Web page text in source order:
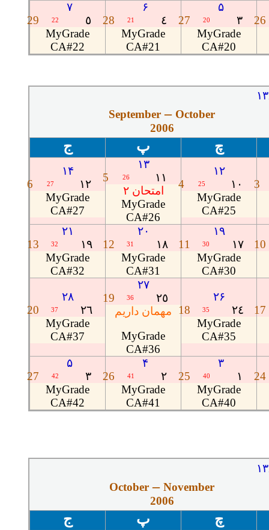
26
۵
٣
20
27
MyGrade
CA#20
۶
٤
21
28
MyGrade
CA#21
۷
٥
22
29
MyGrade
CA#22
September – October
2006
چ پ ج
3
۱۲
١٠
25
4
MyGrade
CA#25
۱۳
١١
26
5
امتحان ۲
MyGrade
CA#26
۱۴
١٢
27
6
MyGrade
CA#27
10
۱۹
١٧
30
11
MyGrade
CA#30
۲۰
١٨
31
12
MyGrade
CA#31
۲۱
١٩
32
13
MyGrade
CA#32
17
۲۶
٢٤
35
18
MyGrade
CA#35
۲۷
٢٥
36
19
مهمان داریم
MyGrade
CA#36
۲۸
٢٦
37
20
MyGrade
CA#37
24
۳
١
40
25
MyGrade
CA#40
۴
٢
41
26
MyGrade
CA#41
۵
٣
42
27
MyGrade
CA#42
October – November
2006
چ پ ج